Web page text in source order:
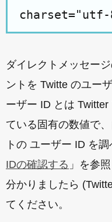
ダイレクトメッセー
ントを Twitte のユー
ーザー ID とは
ている固有の数値で
トの ユーザー ID を調
IDの確認する 」を参
分かりましたら
てください。